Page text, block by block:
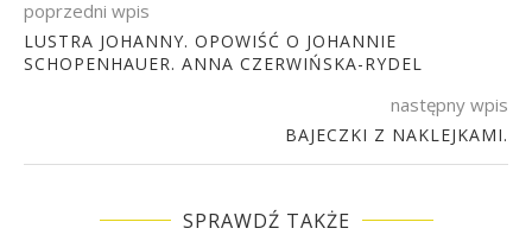
poprzedni wpis
LUSTRA JOHANNY. OPOWIŚĆ O JOHANNIE
SCHOPENHAUER. ANNA CZERWIŃSKA-RYDEL
następny wpis
BAJECZKI Z NAKLEJKAMI.
SPRAWDŹ TAKŻE